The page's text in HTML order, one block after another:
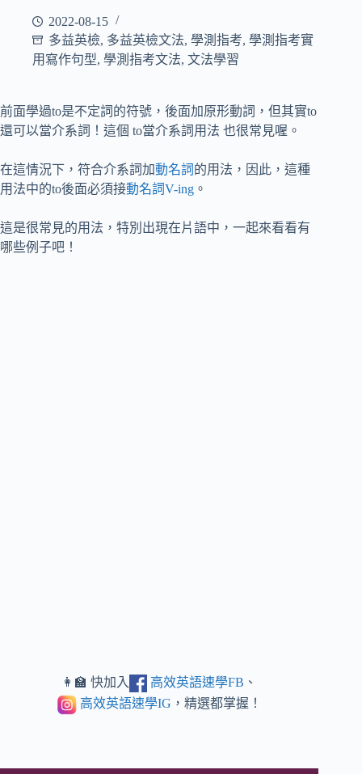
2022-08-15
多益英檢, 多益英檢文法, 學測指考, 學測指考實
用寫作句型, 學測指考文法, 文法學習
前面學過to是不定詞的符號，後面加原形動詞，但其實to
還可以當介系詞！這個 to當介系詞用法 也很常見喔。
在這情況下，符合介系詞加動名詞 的用法，因此，這種
用法中的to後面必須接動名詞V-ing 。
這是很常見的用法，特別出現在片語中，一起來看看有
哪些例子吧！
👩‍🏫 快加入 高效英語速學FB 、
高效英語速學IG ，精選都掌握！